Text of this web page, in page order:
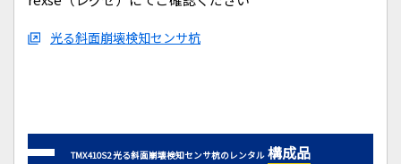
光る斜面崩壊検知センサ杭
TMX410S2 光る斜面崩壊検知センサ杭のレンタル 構成品